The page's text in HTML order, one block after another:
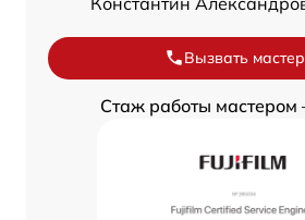
Вызвать
Стаж работы мастером